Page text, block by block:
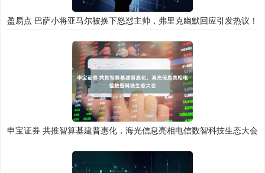
盈易点 巴萨小将亚马尔被换下怒怼主帅，弗里克幽默回应引发热议！
申宝证券 共推智算基建普惠化，海光信息亮相电信数智科技生态大会